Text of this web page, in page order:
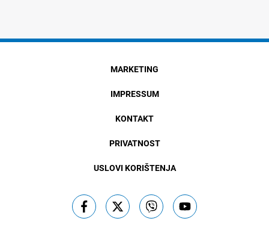
MARKETING
IMPRESSUM
KONTAKT
PRIVATNOST
USLOVI KORIŠTENJA